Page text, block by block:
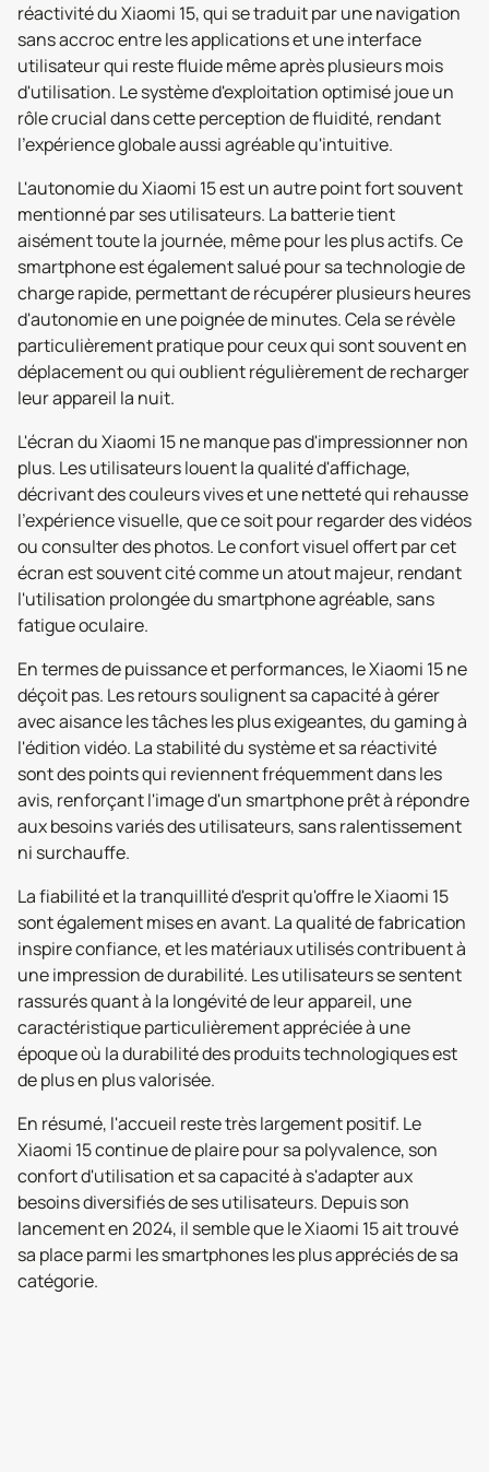
réactivité du Xiaomi 15, qui se traduit par une navigation
sans accroc entre les applications et une interface
utilisateur qui reste fluide même après plusieurs mois
d'utilisation. Le système d'exploitation optimisé joue un
rôle crucial dans cette perception de fluidité, rendant
l'expérience globale aussi agréable qu'intuitive.
L'autonomie du Xiaomi 15 est un autre point fort souvent
mentionné par ses utilisateurs. La batterie tient
aisément toute la journée, même pour les plus actifs. Ce
smartphone est également salué pour sa technologie de
charge rapide, permettant de récupérer plusieurs heures
d'autonomie en une poignée de minutes. Cela se révèle
particulièrement pratique pour ceux qui sont souvent en
déplacement ou qui oublient régulièrement de recharger
leur appareil la nuit.
L'écran du Xiaomi 15 ne manque pas d'impressionner non
plus. Les utilisateurs louent la qualité d'affichage,
décrivant des couleurs vives et une netteté qui rehausse
l'expérience visuelle, que ce soit pour regarder des vidéos
ou consulter des photos. Le confort visuel offert par cet
écran est souvent cité comme un atout majeur, rendant
l'utilisation prolongée du smartphone agréable, sans
fatigue oculaire.
En termes de puissance et performances, le Xiaomi 15 ne
déçoit pas. Les retours soulignent sa capacité à gérer
avec aisance les tâches les plus exigeantes, du gaming à
l'édition vidéo. La stabilité du système et sa réactivité
sont des points qui reviennent fréquemment dans les
avis, renforçant l'image d'un smartphone prêt à répondre
aux besoins variés des utilisateurs, sans ralentissement
ni surchauffe.
La fiabilité et la tranquillité d'esprit qu'offre le Xiaomi 15
sont également mises en avant. La qualité de fabrication
inspire confiance, et les matériaux utilisés contribuent à
une impression de durabilité. Les utilisateurs se sentent
rassurés quant à la longévité de leur appareil, une
caractéristique particulièrement appréciée à une
époque où la durabilité des produits technologiques est
de plus en plus valorisée.
En résumé, l'accueil reste très largement positif. Le
Xiaomi 15 continue de plaire pour sa polyvalence, son
confort d'utilisation et sa capacité à s'adapter aux
besoins diversifiés de ses utilisateurs. Depuis son
lancement en 2024, il semble que le Xiaomi 15 ait trouvé
sa place parmi les smartphones les plus appréciés de sa
catégorie.